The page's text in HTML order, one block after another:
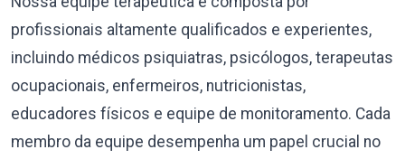
profissionais altamente qualificados e experientes,
incluindo médicos psiquiatras, psicólogos, terapeutas
ocupacionais, enfermeiros, nutricionistas,
educadores físicos e equipe de monitoramento. Cada
membro da equipe desempenha um papel crucial no